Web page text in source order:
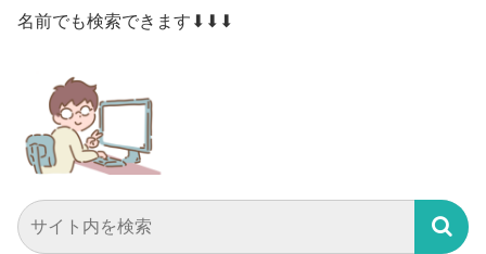
名前でも検索できます⬇⬇⬇